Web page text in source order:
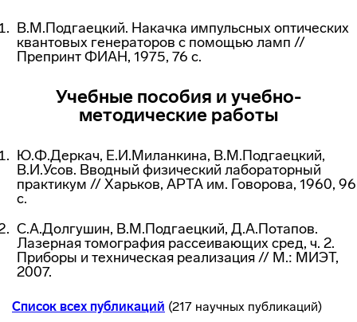
В.М.Подгаецкий. Накачка импульсных оптических
квантовых генераторов с помощью ламп //
Препринт ФИАН, 1975, 76 с.
Учебные пособия и учебно-
методические работы
Ю.Ф.Деркач, Е.И.Миланкина, В.М.Подгаецкий,
В.И.Усов. Вводный физический лабораторный
практикум // Харьков, АРТА им. Говорова, 1960, 96
с.
С.А.Долгушин, В.М.Подгаецкий, Д.А.Потапов.
Лазерная томография рассеивающих сред, ч. 2.
Приборы и техническая реализация // М.: МИЭТ,
2007.
Список всех публикаций (217 научных публикаций)